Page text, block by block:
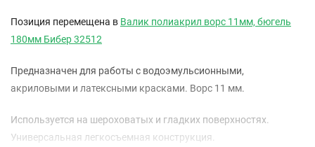
Позиция перемещена в Валик полиакрил ворс 11мм, бюгель
180мм Бибер 32512
Предназначен для работы с водоэмульсионными,
акриловыми и латексными красками. Ворс 11 мм.
Используется на шероховатых и гладких поверхностях.
Универсальная легкосъемная конструкция.